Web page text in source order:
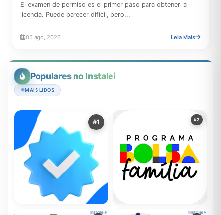
El examen de permiso es el primer paso para obtener la
licencia. Puede parecer difícil, pero...
05 ago, 2026 Leia Mais
Populares no Instalei
MAIS LIDOS
#1
RECOMENDADOR
#2
Um Guia Sobre o Aplicativo